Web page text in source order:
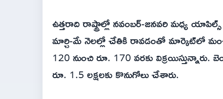
ఉత్తరాది రాష్ట్రాల్లో నవంబర్-జనవరి మధ్య
మార్చి-మే నెలల్లో చేతికి రావడంతో మార్కెట్‌లో
120 నుంచి రూ. 170 వరకు
రూ. 1.5 లక్షలకు కొనుగోలు చేశారు.